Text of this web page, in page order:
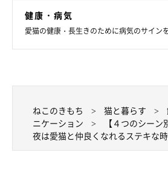
健康・病気
愛猫の健康・長生きのために病気のサイン
ねこのきもち 猫と暮らす
ニケーション
【４つのシー
夜は愛猫と仲良くなれるステキな